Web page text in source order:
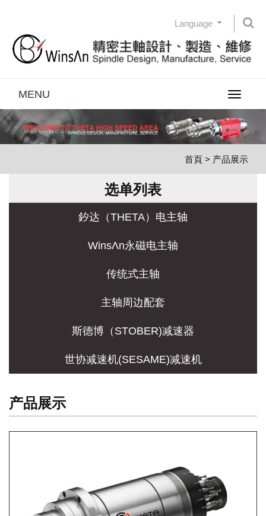
Language
Toggle
MENU
首頁 > 产品展示
选单列表
釸达（THETA）电主轴
WinsΛn永磁电主轴
传统式主轴
主轴周边配套
斯德博（STOBER)减速器
世协减速机(SESAME)减速机
产品展示